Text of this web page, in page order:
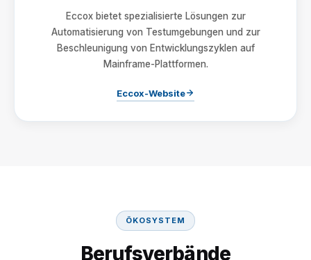
Eccox bietet spezialisierte Lösungen zur
Automatisierung von Testumgebungen und zur
Beschleunigung von Entwicklungszyklen auf
Mainframe-Plattformen.
Eccox-Website
ÖKOSYSTEM
Berufsverbände